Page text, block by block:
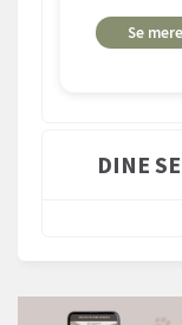
Se mere
DINE